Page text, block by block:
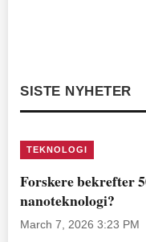
SISTE NYHETER
TEKNOLOGI
Forskere bekrefter
nanoteknologi?
March 7, 2026 3:23 PM